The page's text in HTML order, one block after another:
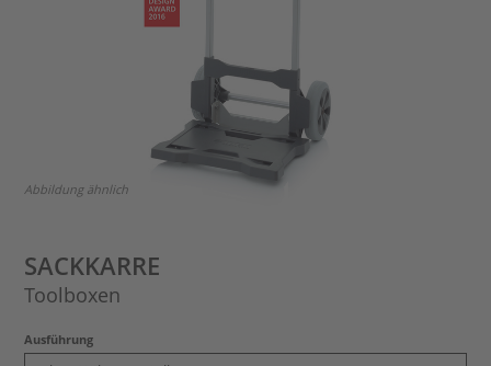
Abbildung ähnlich
SACKKARRE
Toolboxen
Ausführung